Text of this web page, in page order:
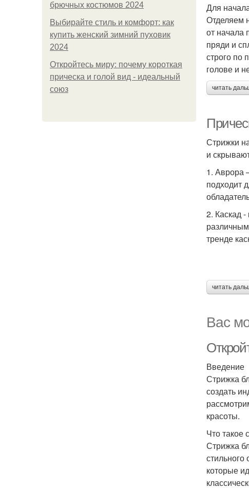
брючных костюмов 2024
Выбирайте стиль и комфорт: как
купить женский зимний пуховик
2024
Откройтесь миру: почему короткая
прическа и голой вид - идеальный
союз
Для
Отделяем
от начала
пряди и
строго по
голове и
читать
Стрижки
и
1. Аврора
подходит
2. Каскад
тренде
читать
Вас
Введение
Стрижка
создать
красоты.
Что такое
Стрижка
стильного
которые